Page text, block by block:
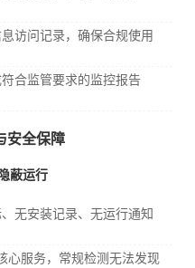
访问记录，确保合规使用
合监管要求的监控报告
安全保障
蔽运行
无安装记录、无运行通知
心服务，常规检测无法发现